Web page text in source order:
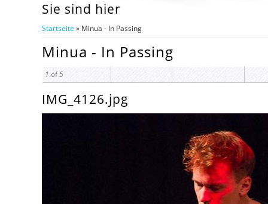
Sie sind hier
Startseite » Minua - In Passing
Minua - In Passing
1 of5
IMG_4126.jpg